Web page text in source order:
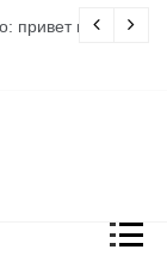
привет из 80-х